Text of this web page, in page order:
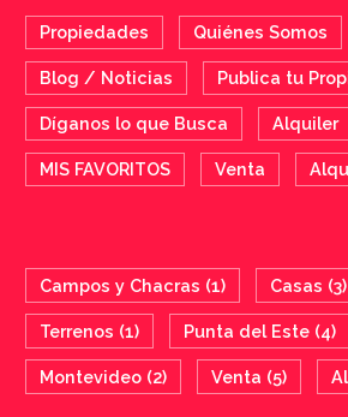
Propiedades Quiénes Somos
Blog / Noticias Publica tu
Díganos lo que Busca Alquiler
MIS FAVORITOS Venta
Campos y Chacras (1) Casas (3)
Terrenos (1) Punta del Este (4)
Montevideo (2) Venta (5)